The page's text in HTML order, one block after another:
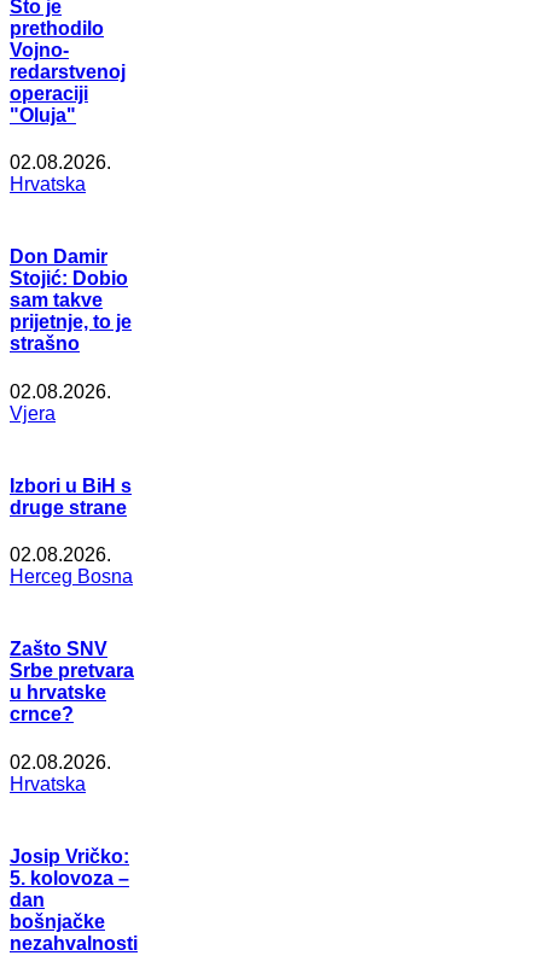
Što je
prethodilo
Vojno-
redarstvenoj
operaciji
"Oluja"
02.08.2026.
Hrvatska
Don Damir
Stojić: Dobio
sam takve
prijetnje, to je
strašno
02.08.2026.
Vjera
Izbori u BiH s
druge strane
02.08.2026.
Herceg Bosna
Zašto SNV
Srbe pretvara
u hrvatske
crnce?
02.08.2026.
Hrvatska
Josip Vričko:
5. kolovoza –
dan
bošnjačke
nezahvalnosti